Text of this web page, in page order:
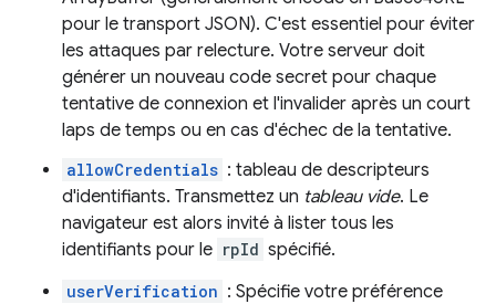
pour le transport JSON). C'est essentiel pour éviter
les attaques par relecture. Votre serveur doit
générer un nouveau code secret pour chaque
tentative de connexion et l'invalider après un court
laps de temps ou en cas d'échec de la tentative.
allowCredentials : tableau de descripteurs
d'identifiants. Transmettez un tableau vide. Le
navigateur est alors invité à lister tous les
identifiants pour le rpId spécifié.
userVerification : Spécifie votre préférence